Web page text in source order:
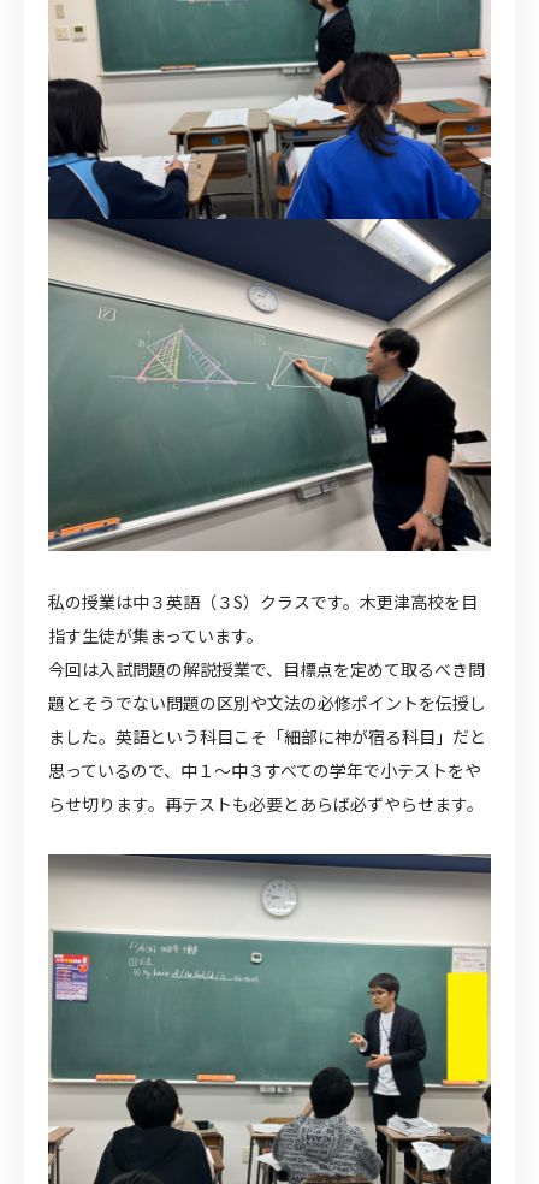
私の授業は中３英語（３S）クラスです。木更津高校を目
指す生徒が集まっています。
今回は入試問題の解説授業で、目標点を定めて取るべき問
題とそうでない問題の区別や文法の必修ポイントを伝授し
ました。英語という科目こそ「細部に神が宿る科目」だと
思っているので、中１～中３すべての学年で小テストをや
らせ切ります。再テストも必要とあらば必ずやらせます。